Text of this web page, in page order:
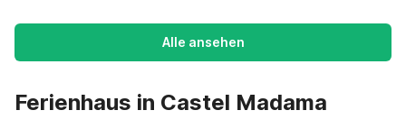
Alle ansehen
Ferienhaus in Castel Madama